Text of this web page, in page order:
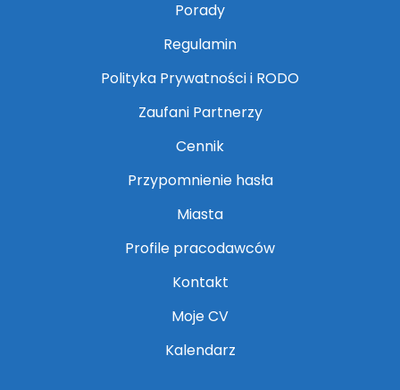
Porady
Regulamin
Polityka Prywatności i RODO
Zaufani Partnerzy
Cennik
Przypomnienie hasła
Miasta
Profile pracodawców
Kontakt
Moje CV
Kalendarz